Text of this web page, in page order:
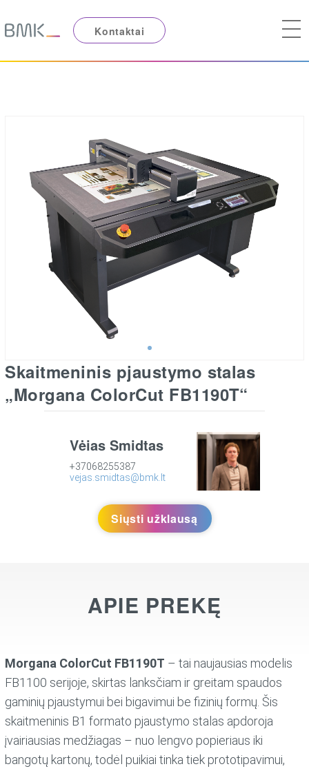
Kontaktai
Skaitmeninis pjaustymo stalas
„Morgana ColorCut FB1190T“
Vėjas Šmidtas
+37068255387
vejas.smidtas@bmk.lt
Siųsti užklausą
APIE PREKĘ
Morgana ColorCut FB1190T – tai naujausias modelis
FB1100 serijoje, skirtas lanksčiam ir greitam spaudos
gaminių pjaustymui bei bigavimui be fizinių formų. Šis
skaitmeninis B1 formato pjaustymo stalas apdoroja
įvairiausias medžiagas – nuo lengvo popieriaus iki
bangotų kartonų, todėl puikiai tinka tiek prototipavimui,